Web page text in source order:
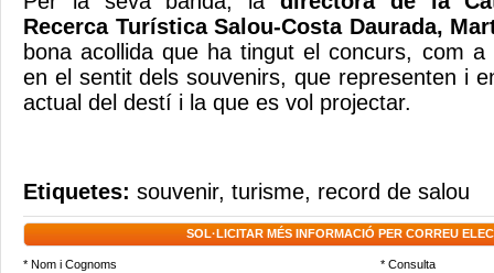
Recerca Turística Salou-Costa Daurada,
bona acollida que ha tingut el concurs, com
en el sentit dels souvenirs, que representen i
actual del destí i la que es vol projectar.
Etiquetes: souvenir, turisme, record de salou
SOL·LICITAR MÉS INFORMACIÓ PER CORREU
* Nom i Cognoms * Consulta